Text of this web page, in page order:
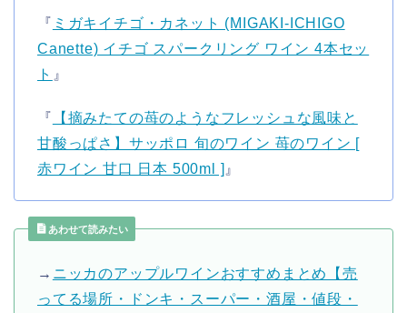
『 ミガキイチゴ・カネット (MIGAKI-ICHIGO
Canette) イチゴ スパークリング ワイン 4本セッ
ト 』
『
【摘みたての苺のようなフレッシュな風味と
甘酸っぱさ】サッポロ 旬のワイン 苺のワイン [
赤ワイン 甘口 日本 500ml ] 』
あわせて読みたい
→ ニッカのアップルワインおすすめまとめ【売
ってる場所・ドンキ・スーパー・酒屋・値段・